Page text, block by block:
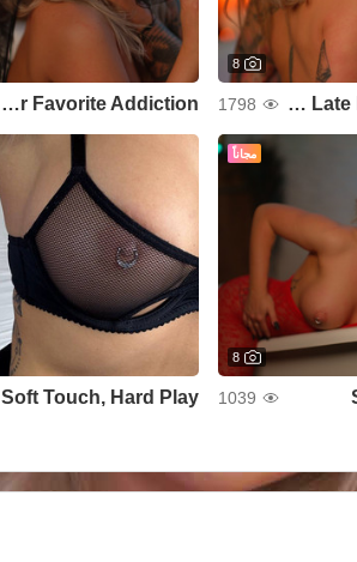
8
Your Late Night Craving
1798
Your Favorite Addiction
مجاناً
8
1039
Soft Touch, Hard Play